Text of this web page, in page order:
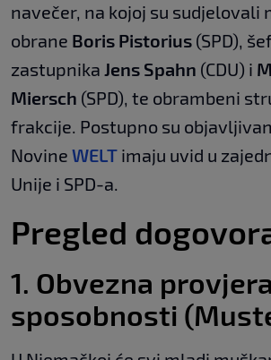
navečer, na kojoj su sudjelovali
obrane Boris Pistorius (SPD),
zastupnika Jens Spahn (CDU) i
Miersch (SPD), te obrambeni
frakcije. Postupno su
Novine WELT imaju uvid u
Unije i SPD-a.
Pregled
1. Obvezna provjera
sposobnosti